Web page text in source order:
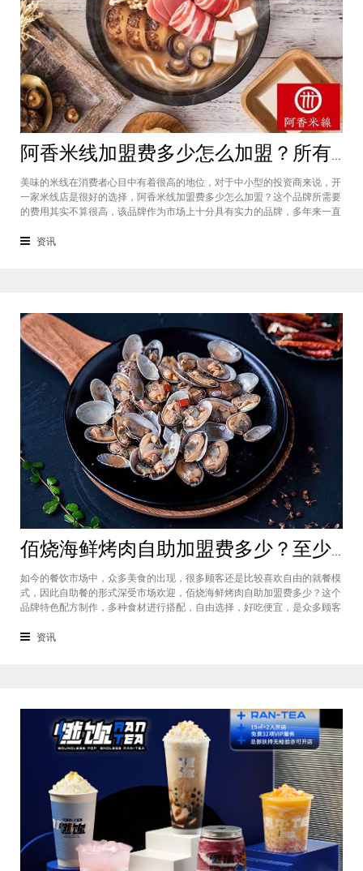
阿香米线加盟费多少怎么加盟？所有问题一一在本文给您解答
美味的米线在消费者心目中有着很高的地位，对于中小型的投资商来说，开
一家米线店是很好的选择，阿香米线加盟费多少怎么加盟？这个品牌所需要
的费用其实不算很高，该品牌作为市场上十分具有实力的品牌，多年来一直
一一说明它的费用和流程吧。阿香米线加盟费用多少？选择这个品牌加盟的
资讯
佰烧海鲜烤肉自助加盟费多少？至少需要18.73-22.96元方可加盟
如今的餐饮市场中，众多美食的出现，很多顾客还是比较喜欢自由的就餐模
式，因此自助餐的形式深受市场欢迎，佰烧海鲜烤肉自助加盟费多少？这个
品牌特色配方制作，多种食材进行搭配，自由选择，好吃便宜，是众多顾客
间，下面就一起来看看吧。佰烧海鲜烤肉自助加盟费多少？这个品牌的投资
资讯